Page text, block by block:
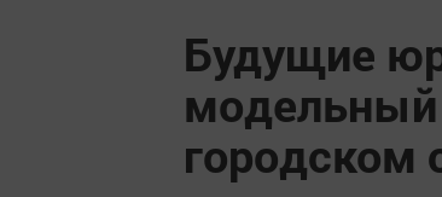
Будущие
модельный
городском